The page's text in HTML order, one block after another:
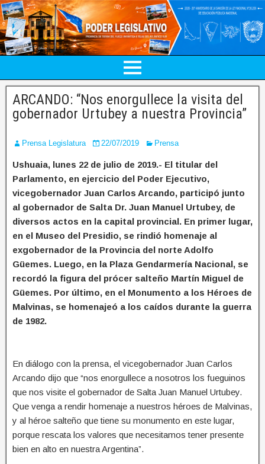
ARCANDO: “Nos enorgullece la visita del
gobernador Urtubey a nuestra Provincia”
Prensa Legislatura 22/07/2019 Prensa
Ushuaia, lunes 22 de julio de 2019.- El titular del
Parlamento, en ejercicio del Poder Ejecutivo,
vicegobernador Juan Carlos Arcando, participó junto
al gobernador de Salta Dr. Juan Manuel Urtubey, de
diversos actos en la capital provincial. En primer lugar,
en el Museo del Presidio, se rindió homenaje al
exgobernador de la Provincia del norte Adolfo
Güemes. Luego, en la Plaza Gendarmería Nacional, se
recordó la figura del prócer salteño Martín Miguel de
Güemes. Por último, en el Monumento a los Héroes de
Malvinas, se homenajeó a los caídos durante la guerra
de 1982.
En diálogo con la prensa, el vicegobernador Juan Carlos
Arcando dijo que “nos enorgullece a nosotros los fueguinos
que nos visite el gobernador de Salta Juan Manuel Urtubey.
Que venga a rendir homenaje a nuestros héroes de Malvinas,
y al héroe salteño que tiene su monumento en este lugar,
porque rescata los valores que necesitamos tener presente
bien en alto en nuestra Argentina”.